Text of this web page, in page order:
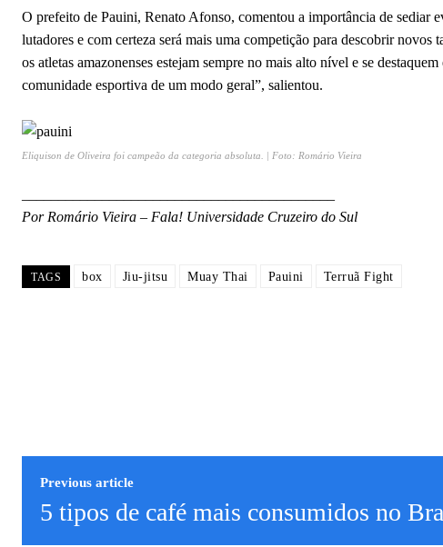
O prefeito de Pauini, Renato Afonso, comentou a importância de sediar
lutadores e com certeza será mais uma competição para descobrir novos
os atletas amazonenses estejam sempre no mais alto nível e se
comunidade esportiva de um modo geral”, salientou.
Eliquison de Oliveira foi campeão da categoria absoluta. | Foto: Romário Vieira
Por Romário Vieira – Fala! Universidade Cruzeiro do Sul
TAGS box Jiu-jitsu Muay Thai Pauini Terruã Fight
Previous article
5 tipos de café mais consumidos no